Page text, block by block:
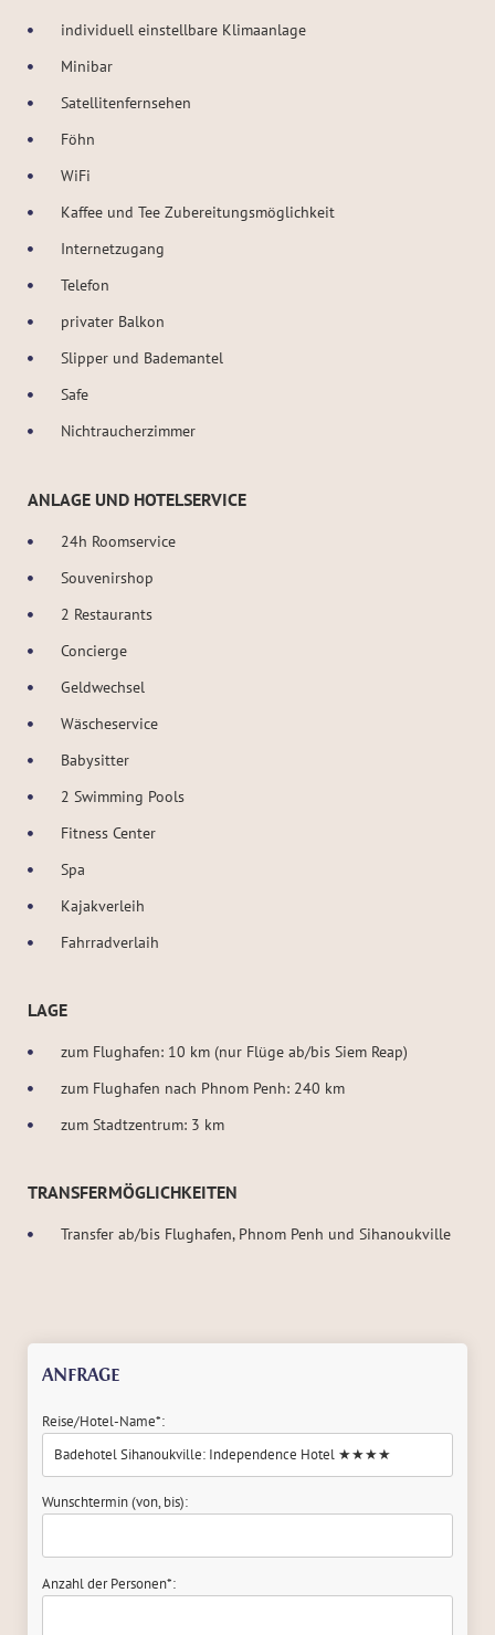
individuell einstellbare Klimaanlage
Minibar
Satellitenfernsehen
Föhn
WiFi
Kaffee und Tee Zubereitungsmöglichkeit
Internetzugang
Telefon
privater Balkon
Slipper und Bademantel
Safe
Nichtraucherzimmer
ANLAGE UND HOTELSERVICE
24h Roomservice
Souvenirshop
2 Restaurants
Concierge
Geldwechsel
Wäscheservice
Babysitter
2 Swimming Pools
Fitness Center
Spa
Kajakverleih
Fahrradverlaih
LAGE
zum Flughafen: 10 km (nur Flüge ab/bis Siem Reap)
zum Flughafen nach Phnom Penh: 240 km
zum Stadtzentrum: 3 km
TRANSFERMÖGLICHKEITEN
Transfer ab/bis Flughafen, Phnom Penh und Sihanoukville
ANFRAGE
Reise/Hotel-Name*:
Wunschtermin (von, bis):
Anzahl der Personen*: